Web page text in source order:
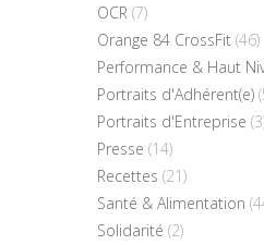
OCR (7)
Orange 84 CrossFit (46)
Performance & Haut
Portraits d'Adhérent(e)
Portraits d'Entreprise
Presse (14)
Recettes (21)
Santé & Alimentation
Solidarité (2)